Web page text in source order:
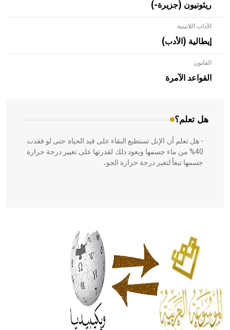
ريئونيون (جزيرة-)
الآداب اللاتينية
إيطالية (الأدب)
القانون
القواعد الآمرة
هل تعلم؟
- هل تعلم أن الأبلق نوع من الفنون الهندسية التي ارتبطت
بالعمارة الإسلامية في بلاد الشام ومصر خاصة، حيث يحرص
المعمار على بناء مداميكه وخاصة في الواجهات
- هل تعلم أن الإبل تستطيع البقاء على قيد الحياة حتى لو فقدت
40% من ماء جسمها ويعود ذلك لقدرتها على تغيير درجة حرارة
جسمها تبعاً لتغير درجة حرارة الجو،
الحكم، الأدلة، تنظيم التغذية، ورسالته في جروح الرأس. ويعود
له الفضل بأنه حرر الطب من الدين والفلسفة.
- هل تعلم أن المرجان إفراز حيواني يتكون في البحر ويتركب
من مادة كربونات الكلسيوم، وهو أحمر أو شديد الحمرة وهو
أجود أنواعه، ويمتاز بكبر الحجم ويسمى الش